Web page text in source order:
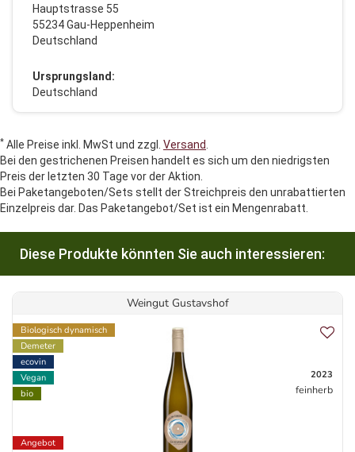
Hauptstrasse 55
55234 Gau-Heppenheim
Deutschland
Ursprungsland:
Deutschland
* Alle Preise inkl. MwSt und zzgl. Versand
Bei den gestrichenen Preisen handelt es sich um den niedrigsten
Preis der letzten 30 Tage vor der Aktion.
Bei Paketangeboten/Sets stellt der Streichpreis den unrabattierten
Einzelpreis dar. Das Paketangebot/Set ist ein Mengenrabatt.
Diese Produkte könnten Sie auch interessieren:
Weingut Gustavshof
Biologisch dynamisch
Demeter
ecovin
Vegan
bio
Angebot
2023
feinherb